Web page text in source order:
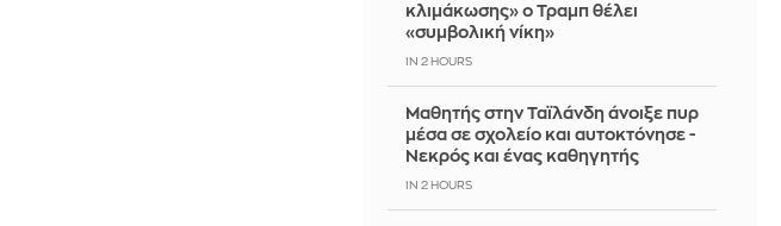
κλιμάκωσης» ο Τραμπ θέλει
«συμβολική νίκη»
IN 2 HOURS
Μαθητής στην Ταϊλάνδη άνοιξε πυρ
μέσα σε σχολείο και αυτοκτόνησε -
Νεκρός και ένας καθηγητής
IN 2 HOURS